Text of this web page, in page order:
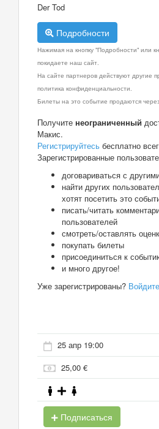
Der Tod
Подробности
Нажимая на кнопку "Подробности" или
покидаете наш сайт.
На сайте партнеров действуют другие
политика конфиденциальности.
Билеты на это событие продаются
Получите неограниченный
Макис.
Регистрируйтесь бесплатно
Зарегистрированные
договариваться с
найти других
хотят посетить это
писать/читать
пользователей
смотреть/оставлять
покупать билеты
присоединиться к
и много другое!
Уже зарегистрированы?
25 апр 19:00
25,00 €
Подписаться